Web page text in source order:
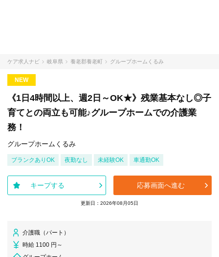
ケア求人ナビ 岐阜県 養老郡養老町 グループホームくるみ
NEW
《1日4時間以上、週2日～OK★》残業基本なし◎子
育てとの両立も可能♪グループホームでの介護業
務！
グループホームくるみ
ブランクありOK 夜勤なし 未経験OK 車通勤OK
キープする 応募画面へ進む
更新日：2026年08月05日
介護職（パート）
時給 1100 円～